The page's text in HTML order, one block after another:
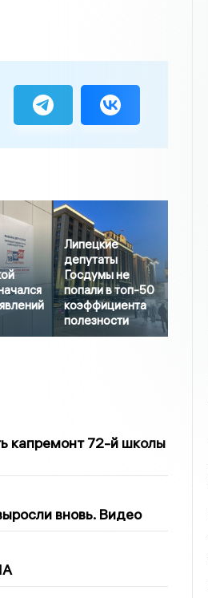
Липецкие
депутаты
Госдумы не
попали в топ-50
коэффициента
полезности
капремонт 72-й школы
вновь. Видео